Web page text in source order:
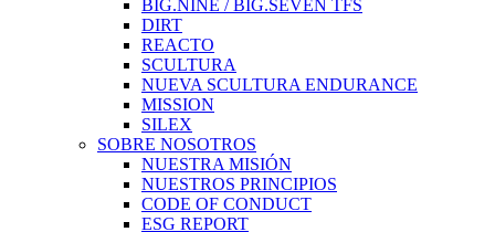
BIG.NINE / BIG.SEVEN TFS
DIRT
REACTO
SCULTURA
NUEVA SCULTURA ENDURANCE
MISSION
SILEX
SOBRE NOSOTROS
NUESTRA MISIÓN
NUESTROS PRINCIPIOS
CODE OF CONDUCT
ESG REPORT